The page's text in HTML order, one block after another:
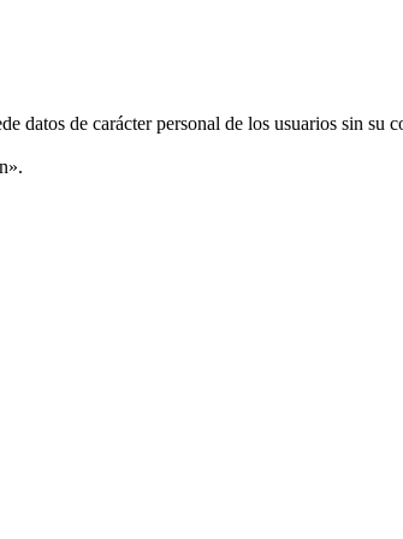
datos de carácter personal de los usuarios sin su